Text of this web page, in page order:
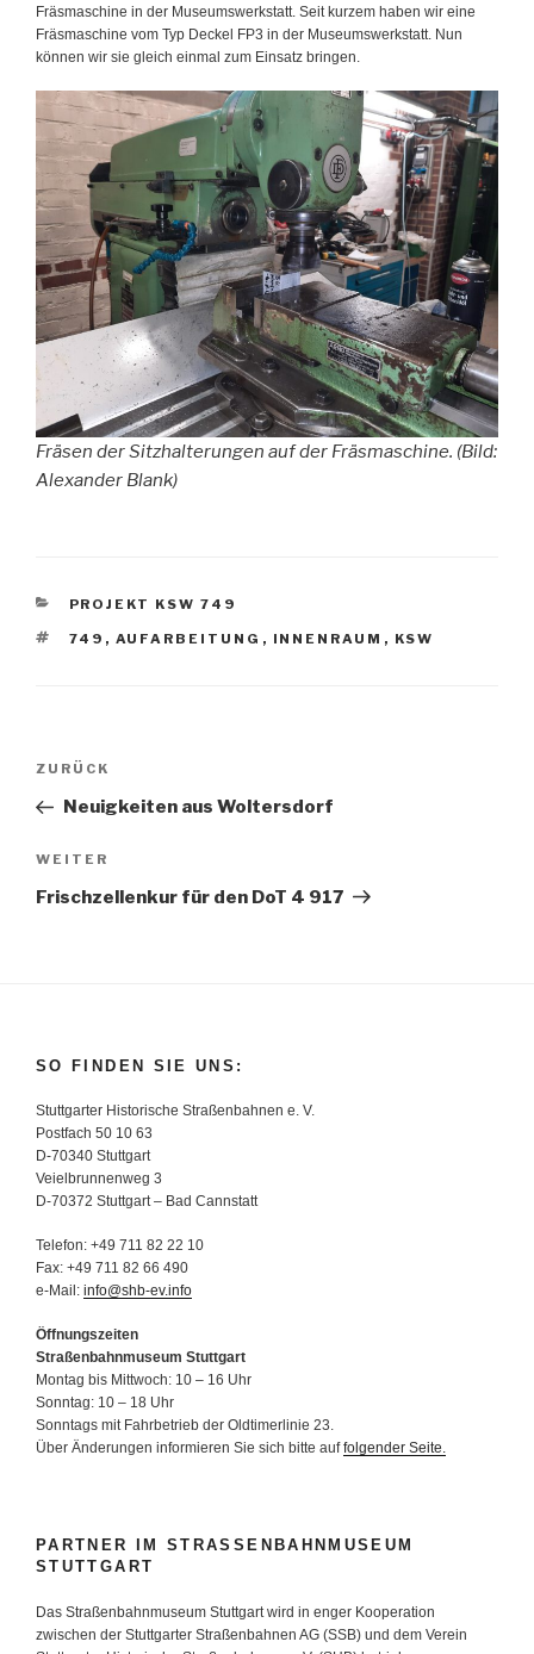
Fräsmaschine in der Museumswerkstatt. Seit kurzem haben wir eine
Fräsmaschine vom Typ Deckel FP3 in der Museumswerkstatt. Nun
können wir sie gleich einmal zum Einsatz bringen.
Fräsen der Sitzhalterungen auf der Fräsmaschine. (Bild:
Alexander Blank)
KATEGORIEN
PROJEKT KSW 749
SCHLAGWÖRTER
749 , AUFARBEITUNG , INNENRAUM , KSW
Beitragsnavigation
Vorheriger
Beitrag
ZURÜCK
Neuigkeiten aus Woltersdorf
Nächster
Beitrag
WEITER
Frischzellenkur für den DoT 4 917
SO FINDEN SIE UNS:
Stuttgarter Historische Straßenbahnen e. V.
Postfach 50 10 63
D-70340 Stuttgart
Veielbrunnenweg 3
D-70372 Stuttgart – Bad Cannstatt
Telefon: +49 711 82 22 10
Fax: +49 711 82 66 490
e-Mail: info@shb-ev.info
Öffnungszeiten
Straßenbahnmuseum Stuttgart
Montag bis Mittwoch: 10 – 16 Uhr
Sonntag: 10 – 18 Uhr
Sonntags mit Fahrbetrieb der Oldtimerlinie 23.
Über Änderungen informieren Sie sich bitte auffolgender Seite.
PARTNER IM STRASSENBAHNMUSEUM S
TUTTGART
Das Straßenbahnmuseum Stuttgart wird in enger Kooperation
zwischen der Stuttgarter Straßenbahnen AG (SSB) und dem Verein